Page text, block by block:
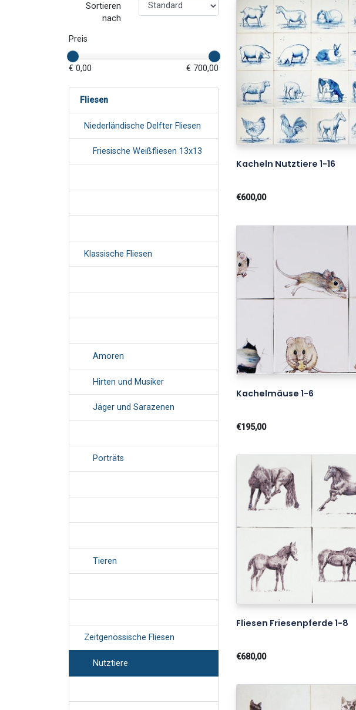
Sortieren
nach
Preis
€ 0,00 € 700,00
Fliesen
Niederländische Delfter Fliesen
Friesische Weißfliesen 13x13
Klassische Fliesen
Amoren
Hirten und Musiker
Jäger und Sarazenen
Porträts
Tieren
Zeitgenössische Fliesen
Nutztiere
Kacheln Nutztiere 1-16
€600,00
Kachelmäuse 1-6
€195,00
Fliesen Friesenpferde 1-8
€680,00